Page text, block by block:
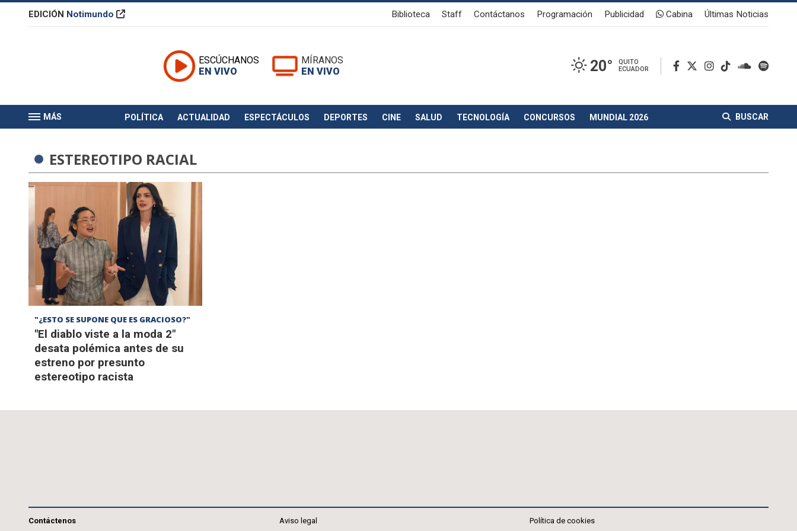
EDICIÓN Notimundo Biblioteca Staff Contáctanos Programación Publicidad Cabina Últimas Noticias
ESCÚCHANOS
EN VIVO
MÍRANOS
EN VIVO
20°
QUITO
ECUADOR
MÁS POLÍTICA ACTUALIDAD ESPECTÁCULOS DEPORTES CINE SALUD TECNOLOGÍA CONCURSOS MUNDIAL 2026 BUSCAR
ESTEREOTIPO RACIAL
"¿ESTO SE SUPONE QUE ES GRACIOSO?"
"El diablo viste a la moda 2"
desata polémica antes de su
estreno por presunto
estereotipo racista
Contáctenos
Aviso legal
Política de cookies